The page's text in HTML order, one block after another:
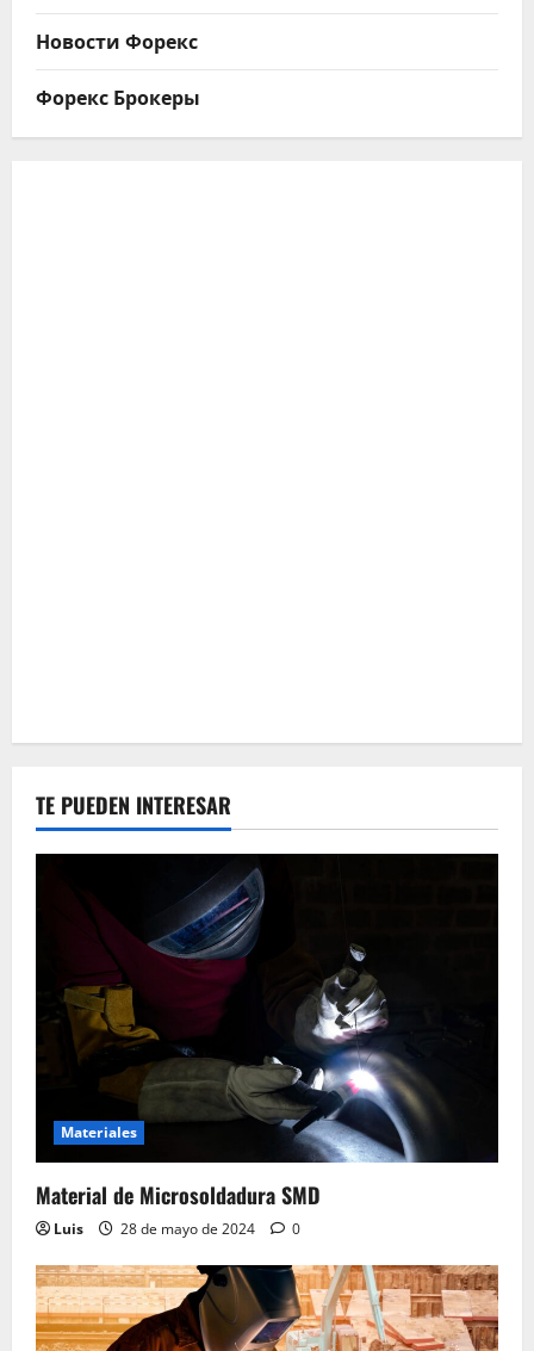
Новости Форекс
Форекс Брокеры
TE PUEDEN INTERESAR
Materiales
Material de Microsoldadura SMD
Luis 28 de mayo de 2024 0